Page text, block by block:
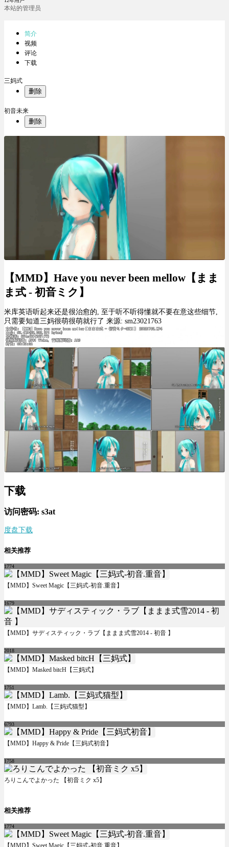
本站的管理员
简介
视频
评论
下载
三妈式
删除
初音未来
删除
【MMD】Have you never been mellow【まま
ま式 - 初音ミク】
米库英语听起来还是很治愈的, 至于听不听得懂就不要在意这些细节,
只需要知道三妈很萌很萌就行了 来源: sm23021763
下载
访问密码: s3at
度盘下载
相关推荐
1774
【MMD】Sweet Magic【三妈式-初音.重音】
1679
【MMD】サディスティック・ラブ【ままま式雪2014 - 初音 】
2018
【MMD】Masked bitcH【三妈式】
1751
【MMD】Lamb.【三妈式猫型】
6793
【MMD】Happy & Pride【三妈式初音】
1758
ろりこんでよかった 【初音ミク x5】
相关推荐
1774